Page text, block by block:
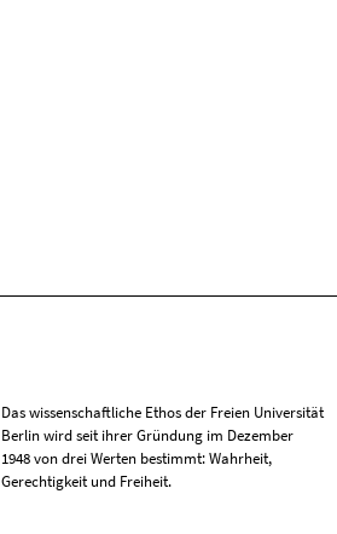
Das wissenschaftliche Ethos der Freien Universität
Berlin wird seit ihrer Gründung im Dezember
1948 von drei Werten bestimmt: Wahrheit,
Gerechtigkeit und Freiheit.